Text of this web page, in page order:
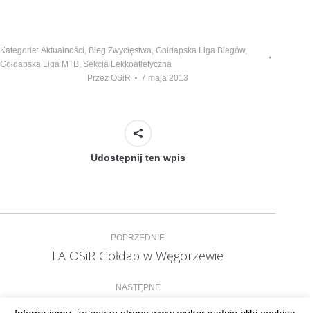
Kategorie: Aktualności, Bieg Zwycięstwa, Gołdapska Liga Biegów,
Gołdapska Liga MTB, Sekcja Lekkoatletyczna
Przez OSiR 7 maja 2013
Udostępnij ten wpis
Nawigacja
wpisów
POPRZEDNIE
Poprzedni
LA OSiR Gołdap w Węgorzewie
NASTĘPNE
15 maja VII Olimpiada Przedszkolaków